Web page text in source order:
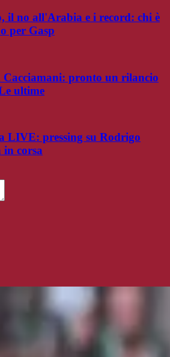
il no all'Arabia e i record: chi è
per Gasp
pronto un rilancio
ultime
LIVE: pressing su Rodrigo
corsa